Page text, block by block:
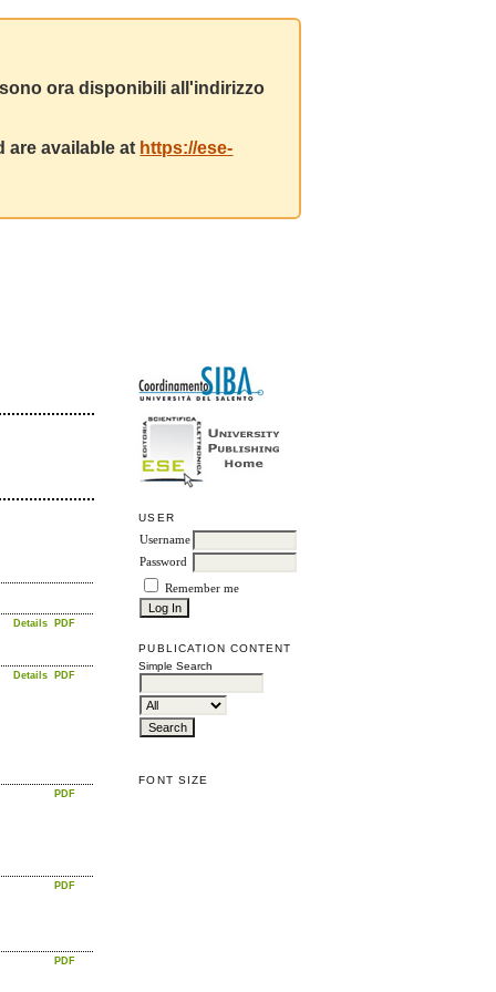
ora disponibili all'indirizzo
are available at https://ese-
USER
Username
Password
Remember me
PUBLICATION CONTENT
Simple Search
FONT SIZE
Details PDF
Details PDF
PDF
PDF
PDF